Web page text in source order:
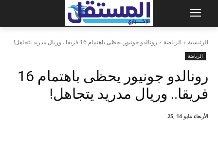
الرئيسية الرياضة رونالدو جونيور يحظى باهتمام 16 فريقا.. وريال مدريد يتجاهل!
الرياضة
رونالدو جونيور يحظى باهتمام 16
فريقا.. وريال مدريد يتجاهل!
الأربعاء مايو 14 ,25